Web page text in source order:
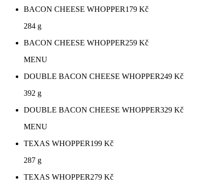
BACON CHEESE WHOPPER179 Kč
284 g
BACON CHEESE WHOPPER259 Kč
MENU
DOUBLE BACON CHEESE WHOPPER249 Kč
392 g
DOUBLE BACON CHEESE WHOPPER329 Kč
MENU
TEXAS WHOPPER199 Kč
287 g
TEXAS WHOPPER279 Kč